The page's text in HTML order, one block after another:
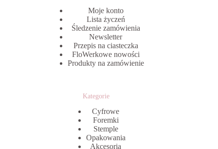
Moje konto
Lista życzeń
Śledzenie zamówienia
Newsletter
Przepis na ciasteczka
FloWerkowe nowości
Produkty na zamówienie
Kategorie
Cyfrowe
Foremki
Stemple
Opakowania
Akcesoria